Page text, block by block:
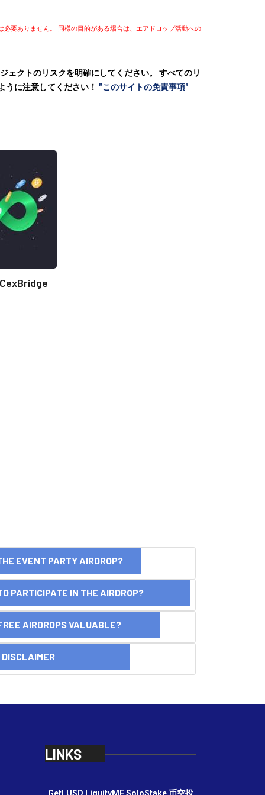
要ありません。 同様の目的がある場合は、エアドロップ活動への
ェクトのリスクを明確にしてください。 すべてのリ
うに注意してください！ "このサイトの免責事項"
EVENT PARTY AIRDROP?
PARTICIPATE IN THE AIRDROP?
AIRDROPS VALUABLE?
LINKS